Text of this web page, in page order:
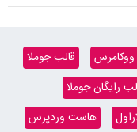
قالب جوملا
رایگان جوملا
هاست وردپرس